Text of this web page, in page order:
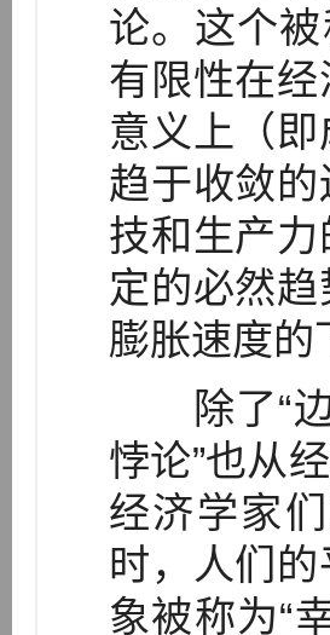
论。这个
有限性在
意义上（
趋于收敛
技和生产
定的必然
膨胀速度的
除了“边
悖论”也从
经济学家
时，人们
象被称为“